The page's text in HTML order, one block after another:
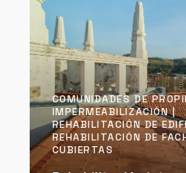
COMUNIDADES DE
IMPERMEABILIZACIÓN |
REHABILITACIÓN DE
REHABILITACIÓN DE
CUBIERTAS